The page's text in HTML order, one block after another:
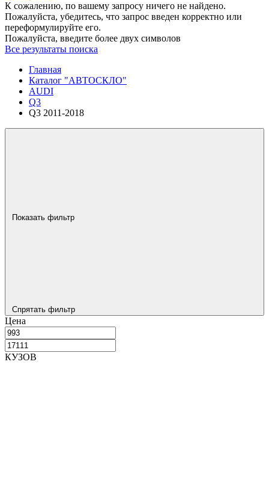
К сожалению, по вашему запросу ничего не найдено.
Пожалуйста, убедитесь, что запрос введен корректно или
переформулируйте его.
Пожалуйста, введите более двух символов
Все результаты поиска
Главная
Каталог "АВТОСКЛО"
AUDI
Q3
Q3 2011-2018
Показать фильтр
Спрятать фильтр
Цена
КУЗОВ